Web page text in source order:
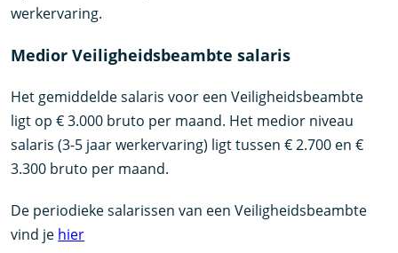
werkervaring.
Medior Veiligheidsbeambte salaris
Het gemiddelde salaris voor een Veiligheidsbeambte
ligt op € 3.000 bruto per maand. Het medior niveau
salaris (3-5 jaar werkervaring) ligt tussen € 2.700 en €
3.300 bruto per maand.
De periodieke salarissen van een Veiligheidsbeambte
vind je hier